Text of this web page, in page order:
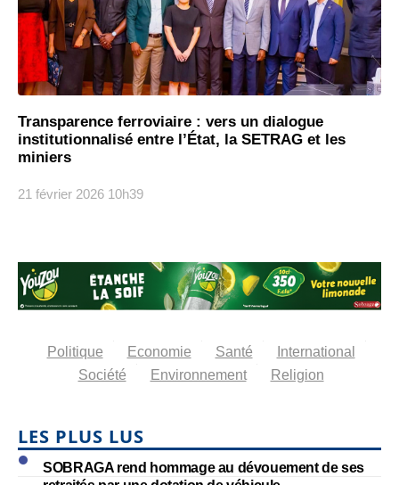
Transparence ferroviaire : vers un dialogue
institutionnalisé entre l’État, la SETRAG et les
miniers
21 février 2026 10h39
Politique Economie Santé
International
Société
Environnement Religion
LES PLUS LUS
SOBRAGA rend hommage au dévouement de ses